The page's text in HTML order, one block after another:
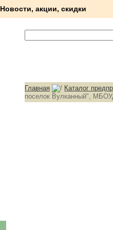
Новости, акции, скидки
Главная Каталог
поселок Вулканный",